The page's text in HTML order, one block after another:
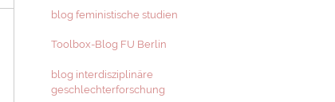
blog feministische studien
Toolbox-Blog FU Berlin
blog interdisziplinäre
geschlechterforschung